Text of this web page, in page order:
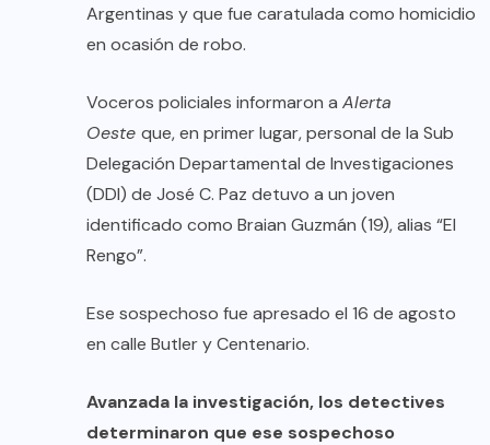
Argentinas y que fue caratulada como homicidio
en ocasión de robo.
Voceros policiales informaron a Alerta
Oeste que, en primer lugar, personal de la Sub
Delegación Departamental de Investigaciones
(DDI) de José C. Paz detuvo a un joven
identificado como Braian Guzmán (19), alias “El
Rengo”.
Ese sospechoso fue apresado el 16 de agosto
en calle Butler y Centenario.
Avanzada la investigación, los detectives
determinaron que ese sospechoso